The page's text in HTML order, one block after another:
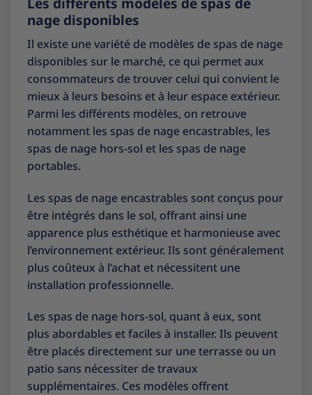
nage disponibles
Il existe une variété de modèles de spas de nage
disponibles sur le marché, ce qui permet aux
consommateurs de trouver celui qui convient le
mieux à leurs besoins et à leur espace extérieur.
Parmi les différents modèles, on retrouve
notamment les spas de nage encastrables, les
spas de nage hors-sol et les spas de nage
portables.
Les spas de nage encastrables sont conçus pour
être intégrés dans le sol, offrant ainsi une
apparence plus esthétique et harmonieuse avec
l’environnement extérieur. Ils sont généralement
plus coûteux à l’achat et nécessitent une
installation professionnelle.
Les spas de nage hors-sol, quant à eux, sont
plus abordables et faciles à installer. Ils peuvent
être placés directement sur une terrasse ou un
patio sans nécessiter de travaux
supplémentaires. Ces modèles offrent